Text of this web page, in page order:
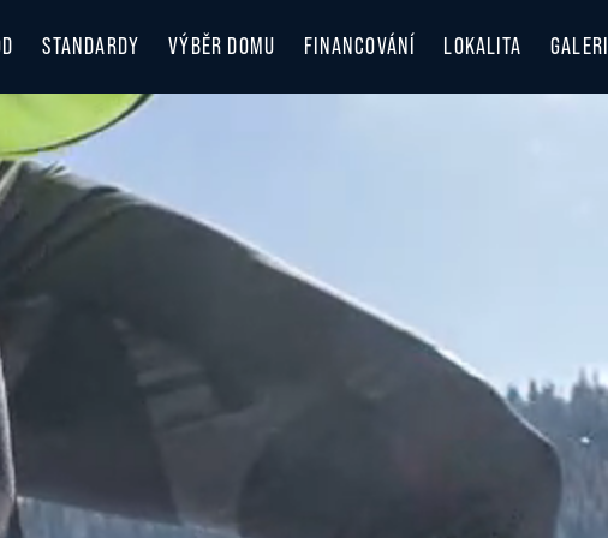
STANDARDY VÝBĚR DOMU FINANCOVÁNÍ LOKALITA